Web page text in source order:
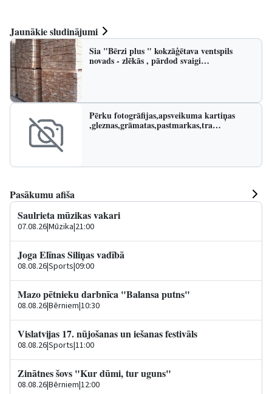
Jaunākie sludinājumi
Sia "Bērzi plus " kokzāģētava ventspils
novads - zlēkās , pārdod svaigi…
Pērku fotogrāfijas,apsveikuma kartiņas
,gleznas,grāmatas,pastmarkas,tra…
Pasākumu afiša
Saulrieta mūzikas vakari
07.08.26|Mūzika|21:00
Joga Elīnas Siliņas vadībā
08.08.26|Sports|09:00
Mazo pētnieku darbnīca "Balansa putns"
08.08.26|Bērniem|10:30
Vislatvijas 17. nūjošanas un iešanas festivāls
08.08.26|Sports|11:00
Zinātnes šovs "Kur dūmi, tur uguns"
08.08.26|Bērniem|12:00